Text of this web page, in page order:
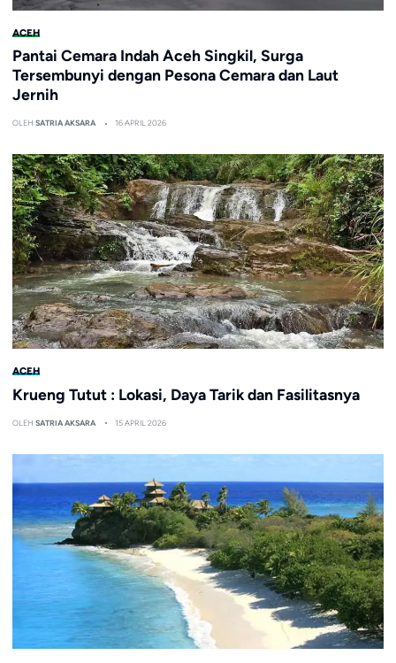
ACEH
Pantai Cemara Indah Aceh Singkil, Surga
Tersembunyi dengan Pesona Cemara dan Laut
Jernih
OLEH SATRIA AKSARA 16 APRIL 2026
ACEH
Krueng Tutut : Lokasi, Daya Tarik dan Fasilitasnya
OLEH SATRIA AKSARA 15 APRIL 2026